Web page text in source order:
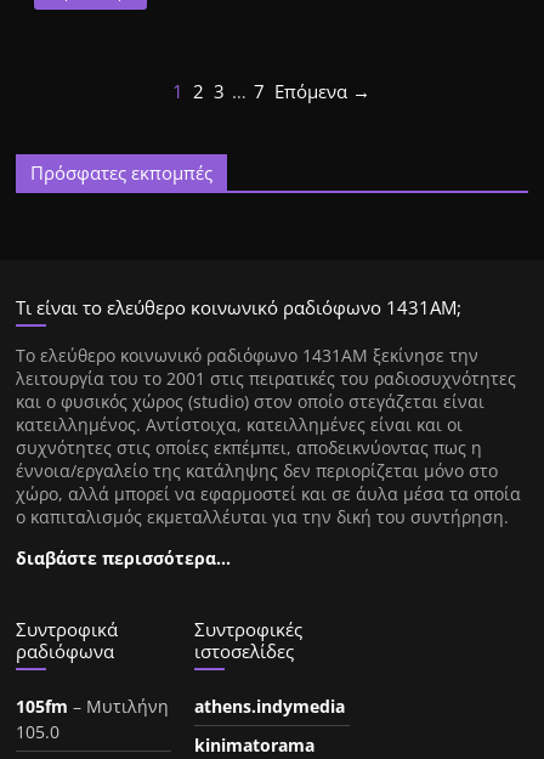
1 2 3 … 7 Επόμενα →
Πρόσφατες εκπομπές
Τι είναι το ελεύθερο κοινωνικό ραδιόφωνο 1431ΑΜ;
Tο ελεύθερο κοινωνικό ραδιόφωνο 1431AM ξεκίνησε την
λειτουργία του το 2001 στις πειρατικές του ραδιοσυχνότητες
και ο φυσικός χώρος (studio) στον οποίο στεγάζεται είναι
κατειλλημένος. Αντίστοιχα, κατειλλημένες είναι και οι
συχνότητες στις οποίες εκπέμπει, αποδεικνύοντας πως η
έννοια/εργαλείο της κατάληψης δεν περιορίζεται μόνο στο
χώρο, αλλά μπορεί να εφαρμοστεί και σε άυλα μέσα τα οποία
ο καπιταλισμός εκμεταλλέυται για την δική του συντήρηση.
διαβάστε περισσότερα…
Συντροφικά
ραδιόφωνα
105fm – Μυτιλήνη
105.0
Συντροφικές
ιστοσελίδες
athens.indymedia
kinimatorama